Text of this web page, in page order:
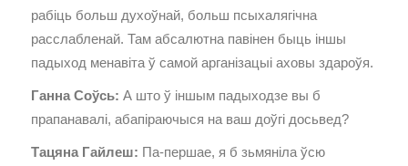
рабіць больш духоўнай, больш псыхалягічна
расслабленай. Там абсалютна павінен быць іншы
падыход менавіта ў самой арганізацыі аховы здароўя.
Ганна Соўсь: А што ў іншым падыходзе вы б
прапанавалі, абапіраючыся на ваш доўгі досьвед?
Тацяна Гайлеш: Па-першае, я б зьмяніла ўсю